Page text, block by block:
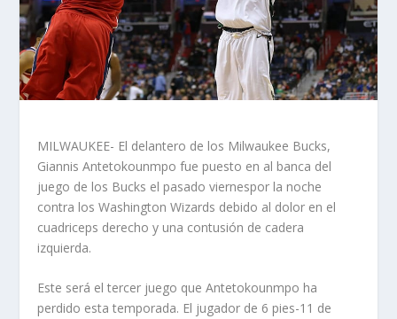
MILWAUKEE- El delantero de los Milwaukee Bucks,
Giannis Antetokounmpo fue puesto en al banca del
juego de los Bucks el pasado viernespor la noche
contra los Washington Wizards debido al dolor en el
cuadriceps derecho y una contusión de cadera
izquierda.
Este será el tercer juego que Antetokounmpo ha
perdido esta temporada. El jugador de 6 pies-11 de